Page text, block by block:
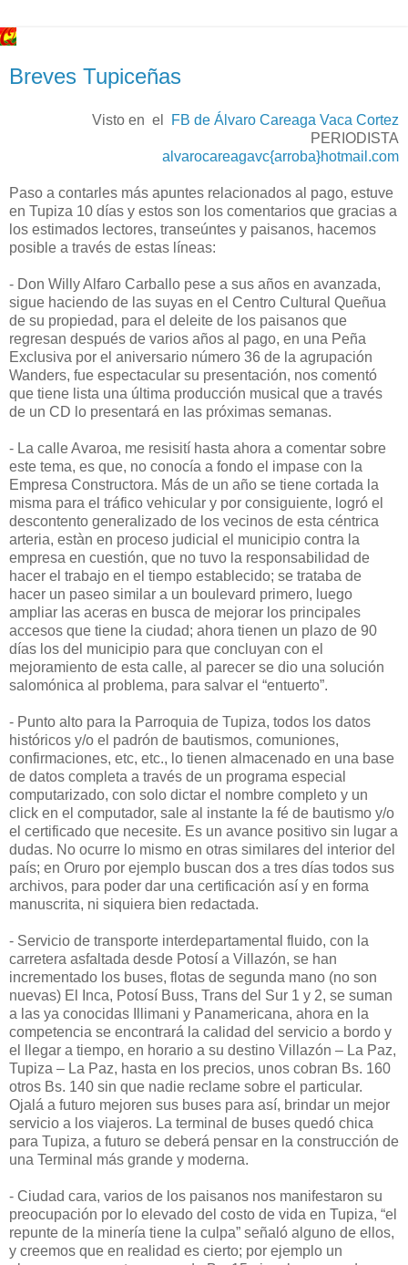
Breves Tupiceñas
Visto en el
FB de Álvaro Careaga Vaca Cortez
PERIODISTA
alvarocareagavc{arroba}hotmail.com
Paso a contarles más apuntes relacionados al pago, estuve
en Tupiza 10 días y estos son los comentarios que gracias a
los estimados lectores, transeúntes y paisanos, hacemos
posible a través de estas líneas:
- Don Willy Alfaro Carballo pese a sus años en avanzada,
sigue haciendo de las suyas en el Centro Cultural Queñua
de su propiedad, para el deleite de los paisanos que
regresan después de varios años al pago, en una Peña
Exclusiva por el aniversario número 36 de la agrupación
Wanders, fue espectacular su presentación, nos comentó
que tiene lista una última producción musical que a través
de un CD lo presentará en las próximas semanas.
- La calle Avaroa, me resisití hasta ahora a comentar sobre
este tema, es que, no conocía a fondo el impase con la
Empresa Constructora. Más de un año se tiene cortada la
misma para el tráfico vehicular y por consiguiente, logró el
descontento generalizado de los vecinos de esta céntrica
arteria, estàn en proceso judicial el municipio contra la
empresa en cuestión, que no tuvo la responsabilidad de
hacer el trabajo en el tiempo establecido; se trataba de
hacer un paseo similar a un boulevard primero, luego
ampliar las aceras en busca de mejorar los principales
accesos que tiene la ciudad; ahora tienen un plazo de 90
días los del municipio para que concluyan con el
mejoramiento de esta calle, al parecer se dio una solución
salomónica al problema, para salvar el “entuerto”.
- Punto alto para la Parroquia de Tupiza, todos los datos
históricos y/o el padrón de bautismos, comuniones,
confirmaciones, etc, etc., lo tienen almacenado en una base
de datos completa a través de un programa especial
computarizado, con solo dictar el nombre completo y un
click en el computador, sale al instante la fé de bautismo y/o
el certificado que necesite. Es un avance positivo sin lugar a
dudas. No ocurre lo mismo en otras similares del interior del
país; en Oruro por ejemplo buscan dos a tres días todos sus
archivos, para poder dar una certificación así y en forma
manuscrita, ni siquiera bien redactada.
- Servicio de transporte interdepartamental fluido, con la
carretera asfaltada desde Potosí a Villazón, se han
incrementado los buses, flotas de segunda mano (no son
nuevas) El Inca, Potosí Buss, Trans del Sur 1 y 2, se suman
a las ya conocidas Illimani y Panamericana, ahora en la
competencia se encontrará la calidad del servicio a bordo y
el llegar a tiempo, en horario a su destino Villazón – La Paz,
Tupiza – La Paz, hasta en los precios, unos cobran Bs. 160
otros Bs. 140 sin que nadie reclame sobre el particular.
Ojalá a futuro mejoren sus buses para así, brindar un mejor
servicio a los viajeros. La terminal de buses quedó chica
para Tupiza, a futuro se deberá pensar en la construcción de
una Terminal más grande y moderna.
- Ciudad cara, varios de los paisanos nos manifestaron su
preocupación por lo elevado del costo de vida en Tupiza, “el
repunte de la minería tiene la culpa” señaló alguno de ellos,
y creemos que en realidad es cierto; por ejemplo un